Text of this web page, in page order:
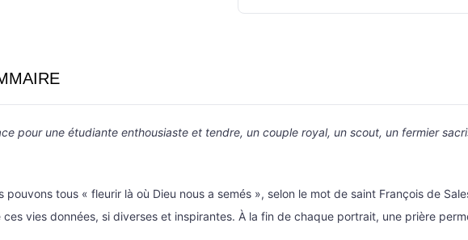
pour une étudiante enthousiaste et tendre, un couple royal, un scout, un fermier
tous « fleurir là où Dieu nous a semés », selon le mot de saint François de
ces vies données, si diverses et inspirantes. À la fin de chaque portrait, une prière